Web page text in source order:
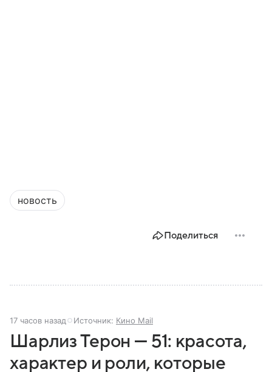
новость
Поделиться
17 часов назад Источник: Кино Mail
Шарлиз Терон — 51: красота,
характер и роли, которые